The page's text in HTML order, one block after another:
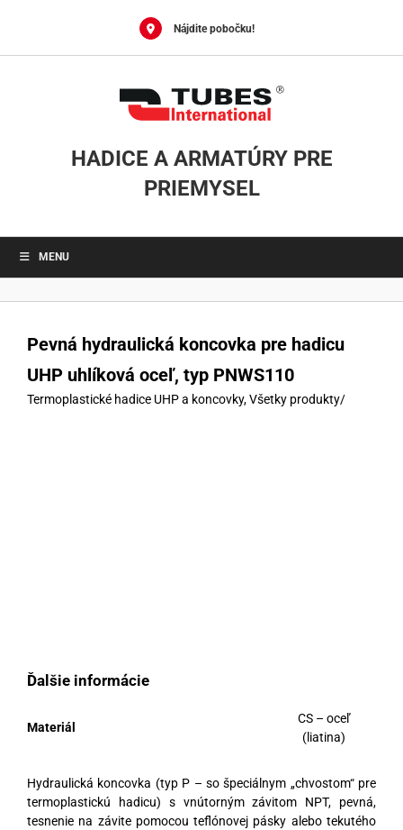
Nájdite pobočku!
HADICE A ARMATÚRY PRE
PRIEMYSEL
MENU
Pevná hydraulická koncovka pre hadicu
UHP uhlíková oceľ, typ PNWS110
Termoplastické hadice UHP a koncovky,Všetky produkty/
Ďalšie informácie
Materiál
CS – oceľ
(liatina)
Hydraulická koncovka (typ P – so špeciálnym „chvostom“ pre
termoplastickú hadicu) s vnútorným závitom NPT, pevná,
tesnenie na závite pomocou teflónovej pásky alebo tekutého